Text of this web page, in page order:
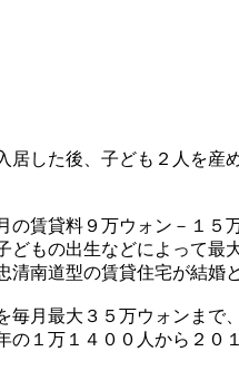
した後、子ども２人を
賃貸料９万ウォン－１
もの出生などによって
南道型の賃貸住宅が結婚
月最大３５万ウォンま
１万１４００人から２０